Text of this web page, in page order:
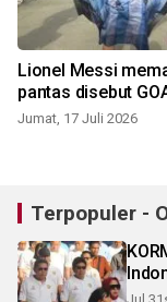
Lionel Messi
pantas disebut
Jumat, 17 Juli 2026
Terpopuler -